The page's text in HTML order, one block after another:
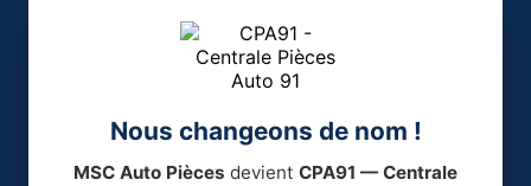
Nous changeons de nom !
MSC Auto Pièces devient CPA91 — Centrale